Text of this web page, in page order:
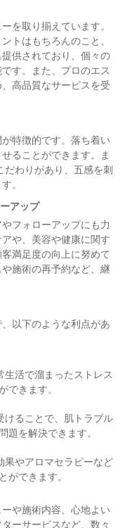
を取り揃えています。
トはもちろんのこと、
供されており、個々の
す。また、プロのエス
高品質なサービスを受
特徴的です。落ち着い
ることができます。ま
わりがあり、五感を刺
。
アップ
フォローアップにも力
や、美容や健康に関す
満足度の向上に努めて
施術の再予約など、継
以下のような利点があ
生活で溜まったストレス
できます。
けることで、肌トラブル
題を解決できます。
果やアロマセラピーなど
ができます。
や施術内容、心地よい
ーサービスなど、数々